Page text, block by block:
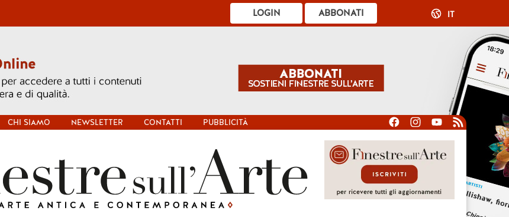
ABBONATI
LOGIN IT
CHI SIAMO NEWSLETTER CONTATTI PUBBLICITÀ